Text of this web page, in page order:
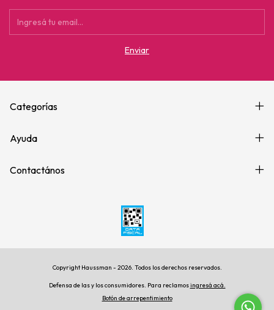
Categorías
Ayuda
Contactános
Copyright Haussman - 2026. Todos los derechos reservados.
Defensa de las y los consumidores. Para reclamosingresá acá.
Botón de arrepentimiento